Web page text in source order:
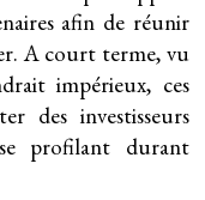
afin de réunir
A court terme, vu
impérieux, ces
des investisseurs
profilant durant